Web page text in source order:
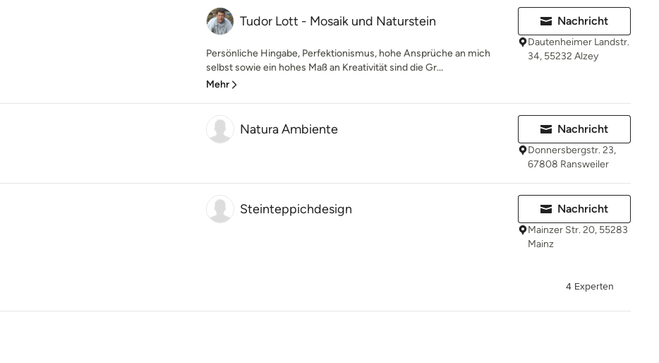
Tudor Lott - Mosaik und Naturstein
Persönliche Hingabe, Perfektionismus, hohe Ansprüche an mich
selbst sowie ein hohes Maß an Kreativität sind die Gr...
Mehr
Nachricht
Dautenheimer Landstr.
34, 55232 Alzey
Natura Ambiente Nachricht
Donnersbergstr. 23,
67808 Ransweiler
Steinteppichdesign Nachricht
Mainzer Str. 20, 55283
Mainz
4 Experten